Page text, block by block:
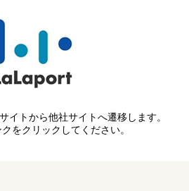
イトから他社サイトへ遷移します。
をクリックしてください。